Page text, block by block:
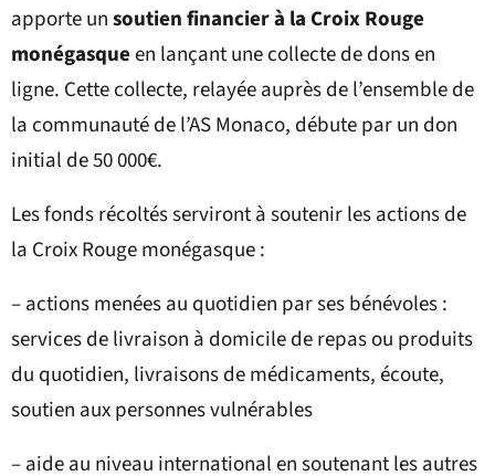
apporte unsoutien financier à la Croix Rouge
monégasqueen lançant une collecte de dons en
ligne. Cette collecte, relayée auprès de l’ensemble de
la communauté de l’AS Monaco, débute par un don
initial de 50 000€.
Les fonds récoltés serviront à soutenir les actions de
la Croix Rouge monégasque :
– actions menées au quotidien par ses bénévoles :
services de livraison à domicile de repas ou produits
du quotidien, livraisons de médicaments, écoute,
soutien aux personnes vulnérables
– aide au niveau international en soutenant les autres